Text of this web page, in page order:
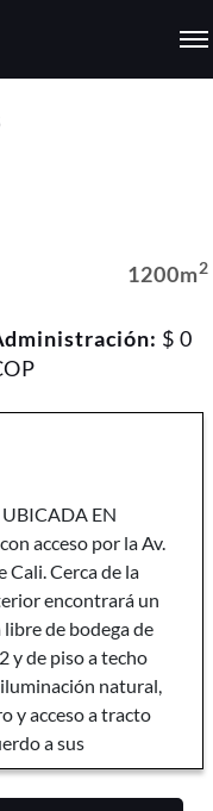
1200m2
$ 0
EN
acceso por la Av.
Cali. Cerca de la
encontrará un
de bodega de
y de piso a techo
natural,
y acceso a tracto
a sus